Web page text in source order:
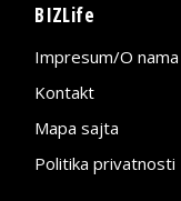
BIZLife
Impresum/O nama
Kontakt
Mapa sajta
Politika privatnosti